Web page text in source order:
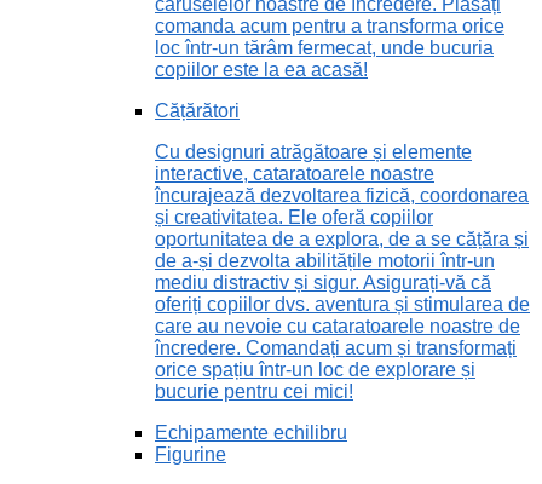
caruselelor noastre de încredere. Plasați
comanda acum pentru a transforma orice
loc într-un tărâm fermecat, unde bucuria
copiilor este la ea acasă!
Cățărători
Cu designuri atrăgătoare și elemente
interactive, cataratoarele noastre
încurajează dezvoltarea fizică, coordonarea
și creativitatea. Ele oferă copiilor
oportunitatea de a explora, de a se cățăra și
de a-și dezvolta abilitățile motorii într-un
mediu distractiv și sigur. Asigurați-vă că
oferiți copiilor dvs. aventura și stimularea de
care au nevoie cu cataratoarele noastre de
încredere. Comandați acum și transformați
orice spațiu într-un loc de explorare și
bucurie pentru cei mici!
Echipamente echilibru
Figurine